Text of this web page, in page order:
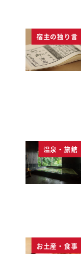
宿主の独り言
温泉・旅館
お土産・食事